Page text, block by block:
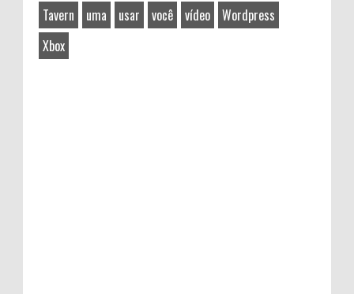
Tavern
uma usar você vídeo
Wordpress
Xbox